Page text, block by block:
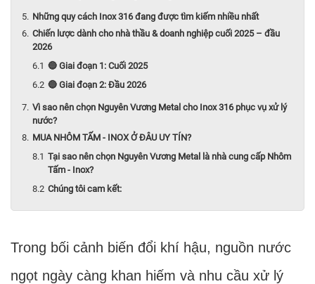
Những quy cách Inox 316 đang được tìm kiếm nhiều nhất
Chiến lược dành cho nhà thầu & doanh nghiệp cuối 2025 – đầu
2026
🔵 Giai đoạn 1: Cuối 2025
🔵 Giai đoạn 2: Đầu 2026
Vì sao nên chọn Nguyên Vương Metal cho Inox 316 phục vụ xử lý
nước?
MUA NHÔM TẤM - INOX Ở ĐÂU UY TÍN?
Tại sao nên chọn Nguyên Vương Metal là nhà cung cấp Nhôm
Tấm - Inox?
Chúng tôi cam kết:
Trong bối cảnh biến đổi khí hậu, nguồn nước
ngọt ngày càng khan hiếm và nhu cầu xử lý